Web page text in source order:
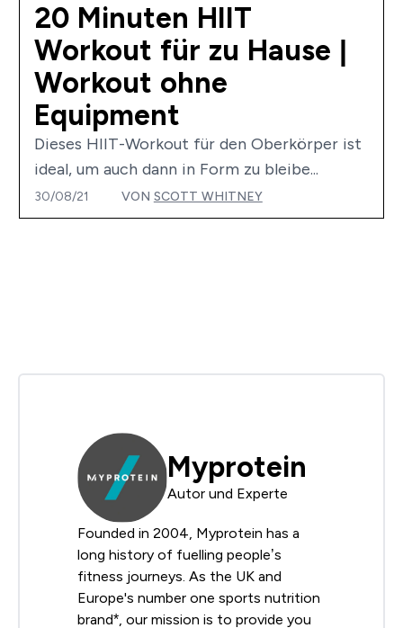
20 Minuten HIIT
Workout für zu Hause |
Workout ohne
Equipment
Dieses HIIT-Workout für den Oberkörper ist
ideal, um auch dann in Form zu bleibe...
30/08/21 VON SCOTT WHITNEY
Myprotein
Autor und Experte
Founded in 2004, Myprotein has a
long history of fuelling people’s
fitness journeys. As the UK and
Europe's number one sports nutrition
brand*, our mission is to provide you